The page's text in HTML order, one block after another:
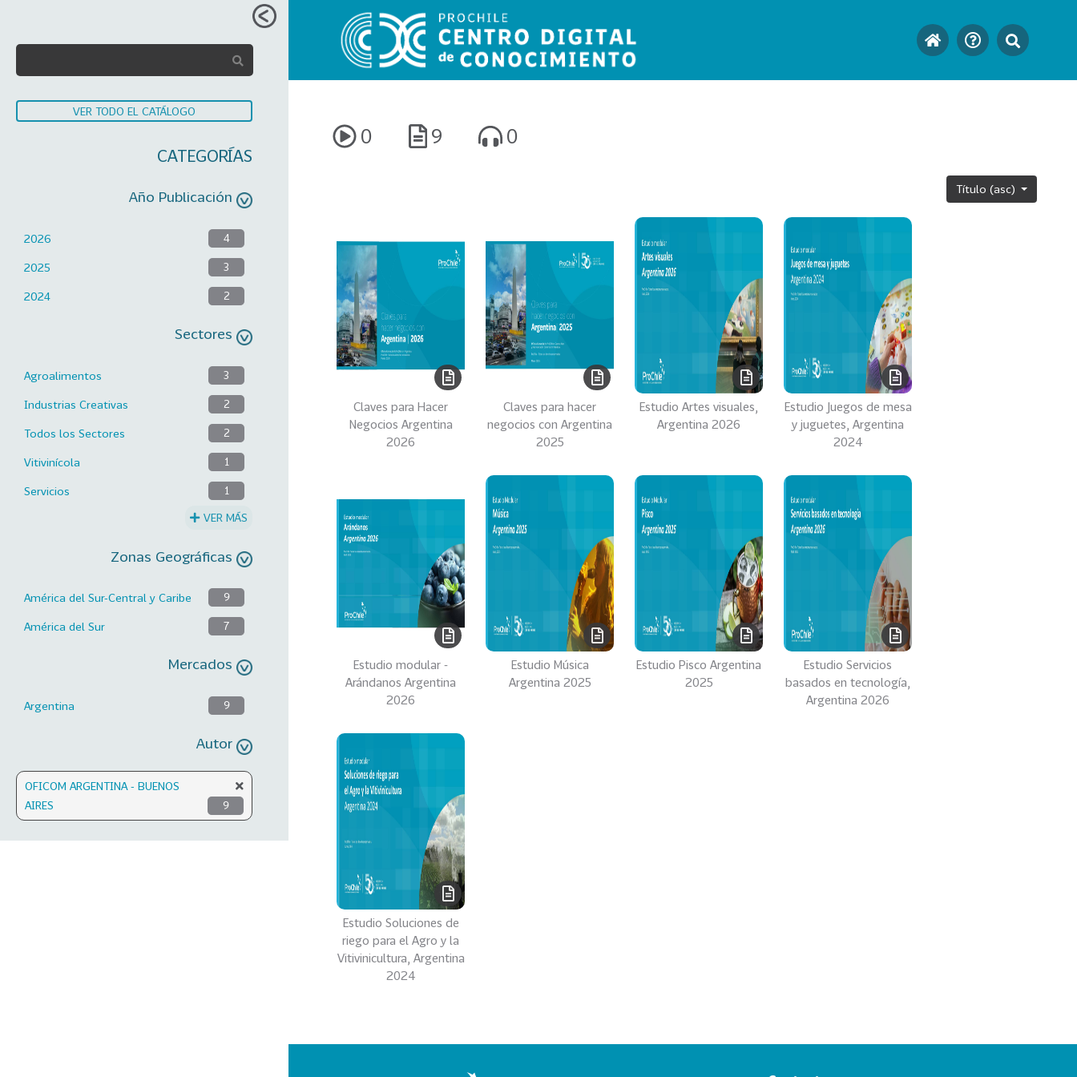
VER TODO EL CATÁLOGO
CATEGORÍAS
Año Publicación
2026 4
2025 3
2024 2
Sectores
Agroalimentos 3
Industrias Creativas 2
Todos los Sectores 2
Vitivinícola 1
Servicios 1
VER MÁS
Zonas Geográficas
América del Sur-Central y Caribe 9
América del Sur 7
Mercados
Argentina 9
Autor
OFICOM ARGENTINA - BUENOS
AIRES
9
0 9 0
Título (asc)
Claves para Hacer
Negocios Argentina
2026
Claves para hacer
negocios con Argentina
2025
Estudio Artes visuales,
Argentina 2026
Estudio Juegos de mesa
y juguetes, Argentina
2024
Estudio modular -
Arándanos Argentina
2026
Estudio Música
Argentina 2025
Estudio Pisco Argentina
2025
Estudio Servicios
basados en tecnología,
Argentina 2026
Estudio Soluciones de
riego para el Agro y la
Vitivinicultura, Argentina
2024